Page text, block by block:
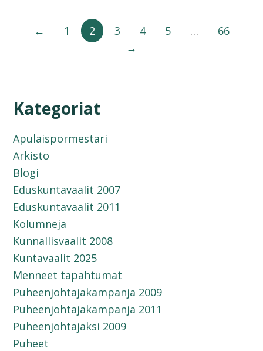
← 1 2 3 4 5 …
66
→
Kategoriat
Apulaispormestari
Arkisto
Blogi
Eduskuntavaalit 2007
Eduskuntavaalit 2011
Kolumneja
Kunnallisvaalit 2008
Kuntavaalit 2025
Menneet tapahtumat
Puheenjohtajakampanja 2009
Puheenjohtajakampanja 2011
Puheenjohtajaksi 2009
Puheet